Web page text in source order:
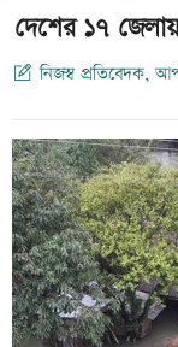
দেশের ১৭
নিজস্ব প্রতিবেদক,